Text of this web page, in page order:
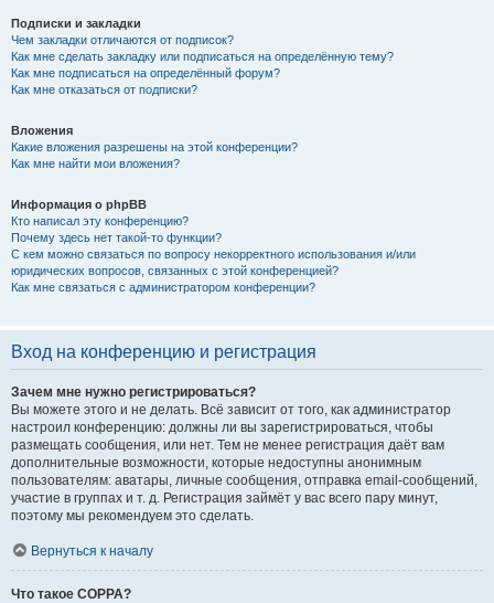
Подписки и закладки
Чем закладки отличаются от подписок?
Как мне сделать закладку или подписаться на определённую тему?
Как мне подписаться на определённый форум?
Как мне отказаться от подписки?
Вложения
Какие вложения разрешены на этой конференции?
Как мне найти мои вложения?
Информация о phpBB
Кто написал эту конференцию?
Почему здесь нет такой-то функции?
С кем можно связаться по вопросу некорректного использования и/или
юридических вопросов, связанных с этой конференцией?
Как мне связаться с администратором конференции?
Вход на конференцию и регистрация
Зачем мне нужно регистрироваться?
Вы можете этого и не делать. Всё зависит от того, как администратор
настроил конференцию: должны ли вы зарегистрироваться, чтобы
размещать сообщения, или нет. Тем не менее регистрация даёт вам
дополнительные возможности, которые недоступны анонимным
пользователям: аватары, личные сообщения, отправка email-сообщений,
участие в группах и т. д. Регистрация займёт у вас всего пару минут,
поэтому мы рекомендуем это сделать.
Вернуться к началу
Что такое COPPA?